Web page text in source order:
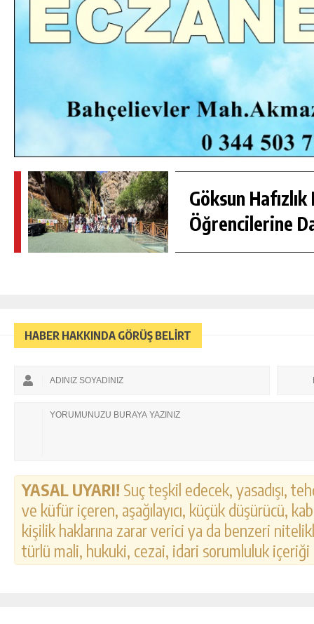
Göksun Hafızlık
Öğrencilerine
HABER HAKKINDA GÖRÜŞ BELİRT
YASAL UYARI! Suç teşkil edecek, yasadışı,
ve küfür içeren, aşağılayıcı, küçük düşürücü,
kişilik haklarına zarar verici ya da benzeri
türlü mali, hukuki, cezai, idari sorumluluk
GÜNLÜK HABER AKIŞI
GÖKSUN HAFIZLIK KIZ KUR’AN KURSU
ÖĞRENCILERINE DARENDE GEZISI.